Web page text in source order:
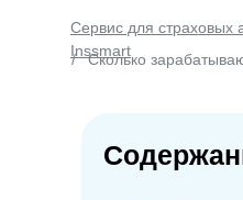
Сервис для страховых
Inssmart
/
Сколько